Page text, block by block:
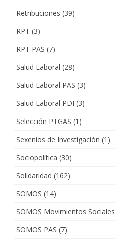
Retribuciones (39)
RPT (3)
RPT PAS (7)
Salud Laboral (28)
Salud Laboral PAS (3)
Salud Laboral PDI (3)
Selección PTGAS (1)
Sexenios de Investigación (1)
Sociopolítica (30)
Solidaridad (162)
SOMOS (14)
SOMOS Movimientos Sociales
SOMOS PAS (7)